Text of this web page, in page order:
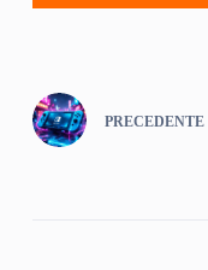
PRECEDENTE